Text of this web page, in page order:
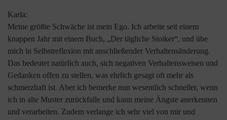
Karla:
Meine größte Schwäche ist mein Ego. Ich arbeite seit einem
knappen Jahr mit einem Buch, „Der tägliche Stoiker“, und übe
mich in Selbstreflexion mit anschließender Verhaltensänderung.
Das bedeutet natürlich auch, sich negativen Verhaltensweisen und
Gedanken offen zu stellen, was ehrlich gesagt oft mehr als
schmerzhaft ist. Aber ich bemerke nun wesentlich schneller, wenn
ich in alte Muster zurückfalle und kann meine Ängste anerkennen
und verarbeiten. Zudem verlange ich sehr viel von mir und